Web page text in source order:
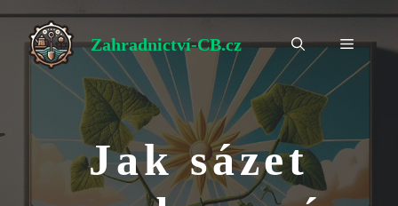
Přeskočit
obsah
Zahradnictví-CB.cz Menu
Jak sázet